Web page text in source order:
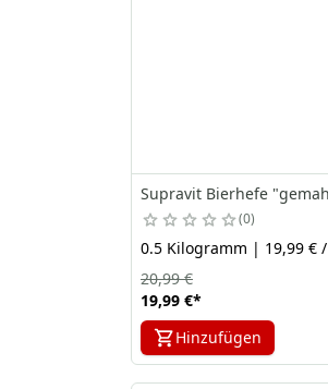
Supravit Bierhefe
0
0.5 Kilogramm | 19,99 €
19,99 €*
20,99 €
Hinzufügen